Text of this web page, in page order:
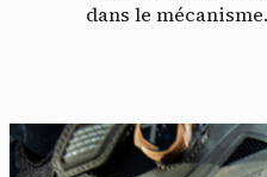
dans le mécanisme.